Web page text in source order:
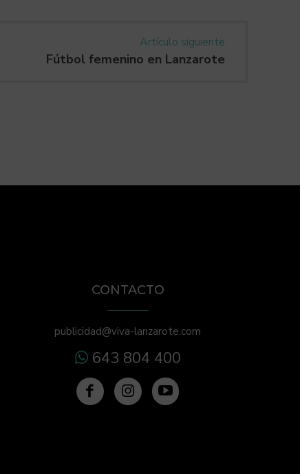
Artículo siguiente
Fútbol femenino en Lanzarote
CONTACTO
publicidad@viva-lanzarote.com
643 804 400